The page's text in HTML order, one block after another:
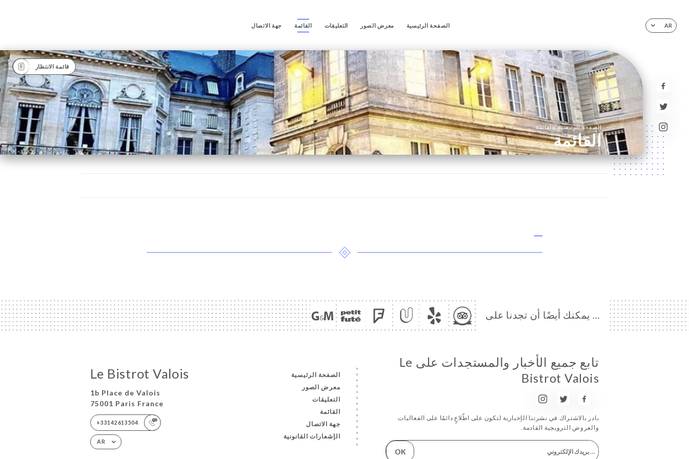
AR الصفحة الرئيسية معرض الصور التعليقات القائمة جهة الاتصال
قائمة الانتظار
الصفحة الرئيسية/القائمة
القائمة
… يمكنك أيضًا أن تجدنا على
Le Bistrot Valois
1b Place de Valois
75001 Paris France
+33142613504
AR
الصفحة الرئيسية
معرض الصور
التعليقات
القائمة
جهة الاتصال
الإشعارات القانونية
تابع جميع الأخبار والمستجدات على Le
Bistrot Valois
بادر بالاشتراك في نشرتنا الإخبارية لتكون على اطّلاعٍ دائمًا على الفعاليات
والعروض الترويجية القادمة.
OK